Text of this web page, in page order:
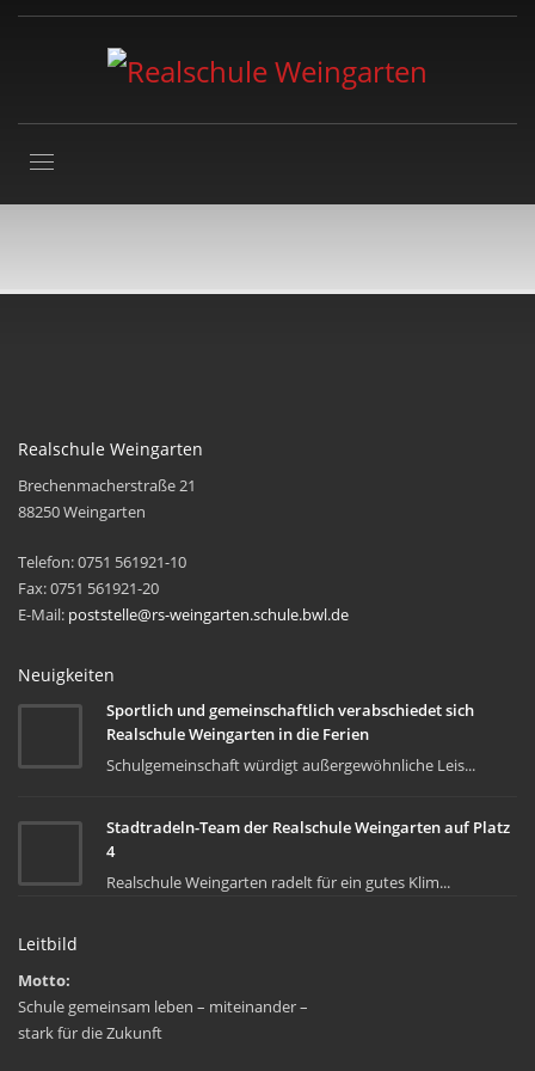
Realschule Weingarten
Brechenmacherstraße 21
88250 Weingarten
Telefon: 0751 561921-10
Fax: 0751 561921-20
E-Mail: poststelle@rs-weingarten.schule.bwl.de
Neuigkeiten
Sportlich und gemeinschaftlich verabschiedet sich
Realschule Weingarten in die Ferien
Schulgemeinschaft würdigt außergewöhnliche Leis...
Stadtradeln-Team der Realschule Weingarten auf Platz
4
Realschule Weingarten radelt für ein gutes Klim...
Leitbild
Motto:
Schule gemeinsam leben – miteinander –
stark für die Zukunft